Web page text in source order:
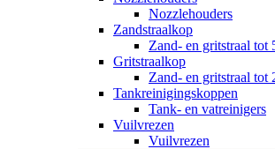
Nozzlehouders
Zandstraalkop
Zand- en gritstraal tot
Gritstraalkop
Zand- en gritstraal tot
Tankreinigingskoppen
Tank- en vatreinigers
Vuilvrezen
Vuilvrezen